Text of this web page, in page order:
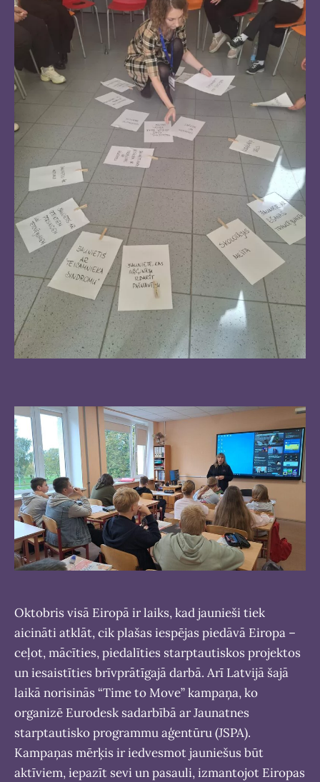
Oktobris visā Eiropā ir laiks, kad jaunieši tiek
aicināti atklāt, cik plašas iespējas piedāvā Eiropa –
ceļot, mācīties, piedalīties starptautiskos projektos
un iesaistīties brīvprātīgajā darbā. Arī Latvijā šajā
laikā norisinās “Time to Move” kampaņa, ko
organizē Eurodesk sadarbībā ar Jaunatnes
starptautisko programmu aģentūru (JSPA).
Kampaņas mērķis ir iedvesmot jauniešus būt
aktīviem, iepazīt sevi un pasauli, izmantojot Eiropas